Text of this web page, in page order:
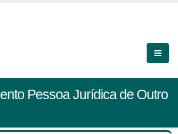
Pessoa Jurídica de Outro